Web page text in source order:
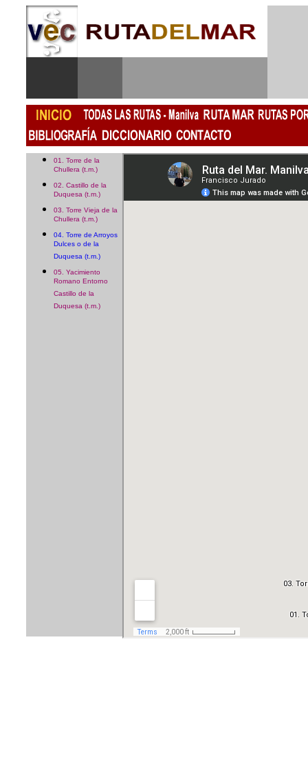
01. Torre de la
Chullera (t.m.)
02. Castillo de la
Duquesa (t.m.)
03. Torre Vieja de la
Chullera (t.m.)
04. Torre de Arroyos
Dulces o de la
Duquesa (t.m.)
05. Yacimiento
Romano Entorno
Castillo de la
Duquesa (t.m.)